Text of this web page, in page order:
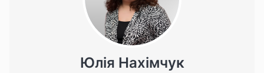
Юлія Нахімчук